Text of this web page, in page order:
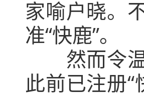
家喻户晓。
准“快鹿”。
然而令温
此前已注册